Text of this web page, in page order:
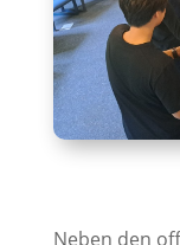
Neben den